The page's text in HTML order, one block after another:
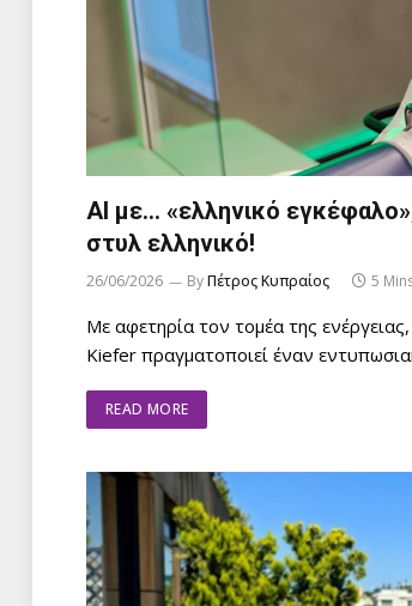
AI με… «ελληνικό
στυλ ελληνικό!
26/06/2026 ByΠέτρος Κυπραίος 5
Με αφετηρία τον τομέα της
Kiefer πραγματοποιεί έναν
READ MORE